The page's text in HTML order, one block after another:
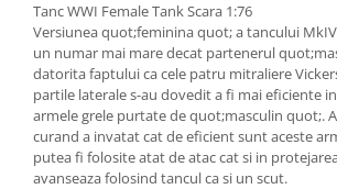
Tanc WWI Female Tank Scara 1:76
Versiunea quot;feminina quot; a tancului
un numar mai mare decat partenerul
datorita faptului ca cele patru mitraliere
partile laterale s-au dovedit a fi mai eficiente
armele grele purtate de quot;masculin quot;.
curand a invatat cat de eficient sunt aceste
putea fi folosite atat de atac cat si in
avanseaza folosind tancul ca si un scut.